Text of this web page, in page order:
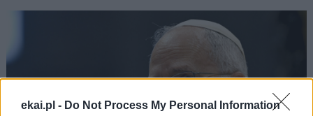
ekai.pl - Do Not Process My Personal Information